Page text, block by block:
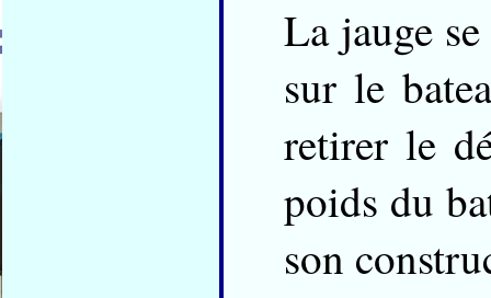
La jauge
sur le
retirer le
poids du
son